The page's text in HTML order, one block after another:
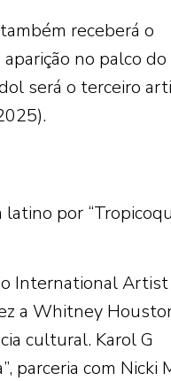
receberá o
no palco
será o terceiro
por
International Artist
a Whitney
cultural. Karol G
parceria com Nicki